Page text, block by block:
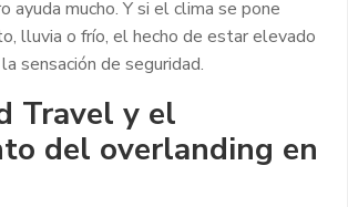
ayuda mucho. Y si el clima se pone
lluvia o frío, el hecho de estar elevado
sensación de seguridad.
Travel y el
del overlanding en